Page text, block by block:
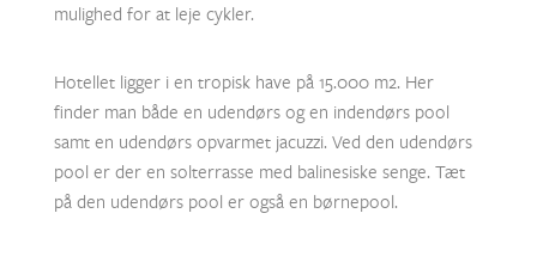
mulighed for at leje cykler.
Hotellet ligger i en tropisk have på 15.000 m2. Her
finder man både en udendørs og en indendørs pool
samt en udendørs opvarmet jacuzzi. Ved den udendørs
pool er der en solterrasse med balinesiske senge. Tæt
på den udendørs pool er også en børnepool.